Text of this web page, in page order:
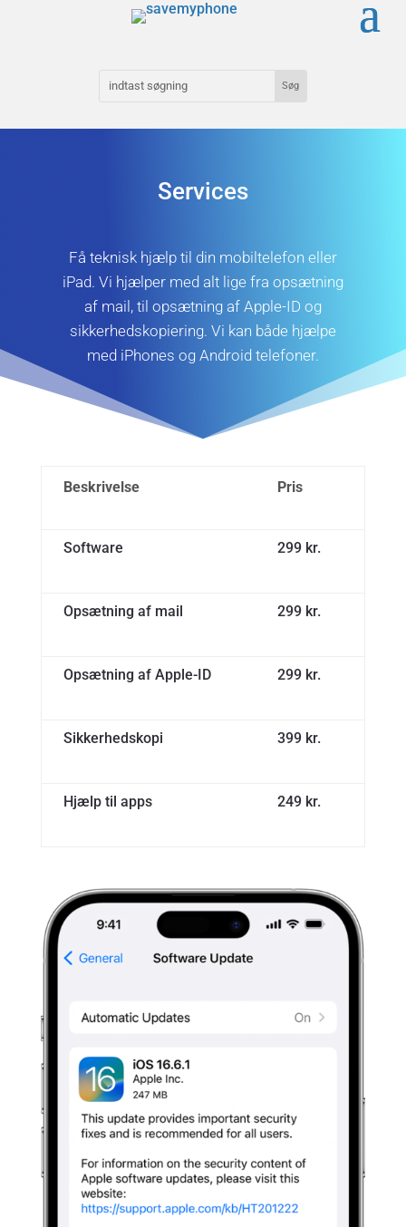
Services
Få teknisk hjælp til din mobiltelefon eller
iPad. Vi hjælper med alt lige fra opsætning
af mail, til opsætning af Apple-ID og
sikkerhedskopiering. Vi kan både hjælpe
med iPhones og Android telefoner.
Beskrivelse Pris
Software 299 kr.
Opsætning af mail 299 kr.
Opsætning af Apple-ID 299 kr.
Sikkerhedskopi 399 kr.
Hjælp til apps 249 kr.